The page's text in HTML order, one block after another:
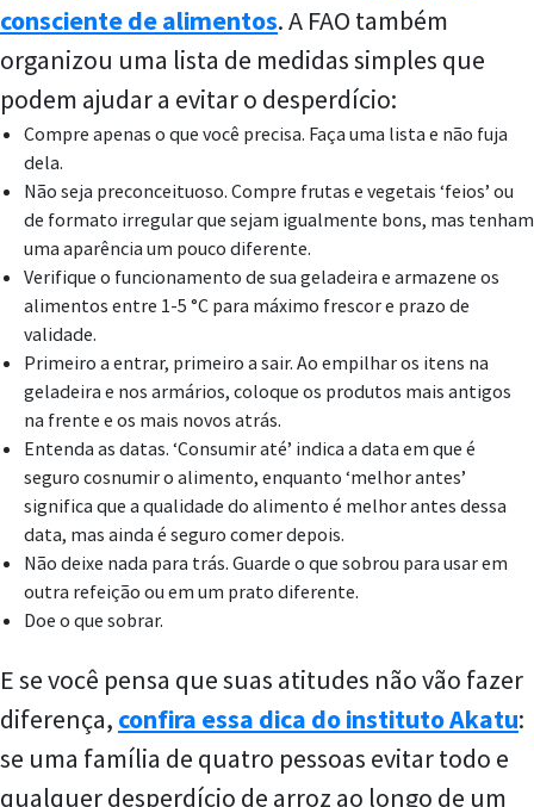
consciente de alimentos. A FAO também
organizou uma lista de medidas simples que
podem ajudar a evitar o desperdício:
Compre apenas o que você precisa. Faça uma lista e não fuja
dela.
Não seja preconceituoso. Compre frutas e vegetais ‘feios’ ou
de formato irregular que sejam igualmente bons, mas tenham
uma aparência um pouco diferente.
Verifique o funcionamento de sua geladeira e armazene os
alimentos entre 1-5 °C para máximo frescor e prazo de
validade.
Primeiro a entrar, primeiro a sair. Ao empilhar os itens na
geladeira e nos armários, coloque os produtos mais antigos
na frente e os mais novos atrás.
Entenda as datas. ‘Consumir até’ indica a data em que é
seguro cosnumir o alimento, enquanto ‘melhor antes’
significa que a qualidade do alimento é melhor antes dessa
data, mas ainda é seguro comer depois.
Não deixe nada para trás. Guarde o que sobrou para usar em
outra refeição ou em um prato diferente.
Doe o que sobrar.
E se você pensa que suas atitudes não vão fazer
diferença, confira essa dica do instituto Akatu:
se uma família de quatro pessoas evitar todo e
qualquer desperdício de arroz ao longo de um